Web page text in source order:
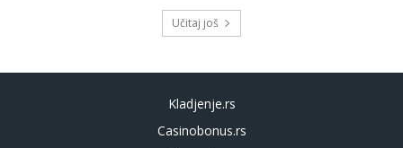
Učitaj još
Kladjenje.rs
Casinobonus.rs